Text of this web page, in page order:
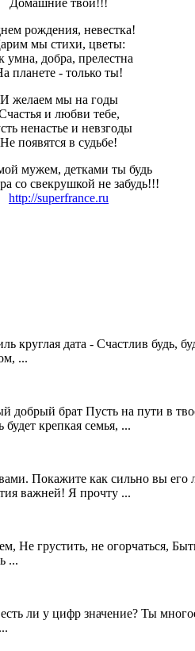
рождения, невестка!
мы стихи, цветы:
умна, добра, прелестна
планете - только ты!
И желаем мы на годы
и любви тебе,
ненастье и невзгоды
Не появятся в судьбе!
мужем, детками ты будь
со свекрушкой не забудь!!!
http://superfrance.ru
дата - Счастлив будь,
...
добрый брат Пусть на пути в
крепкая семья, ...
Покажите как сильно вы
важней! Я прочту ...
Не грустить, не огорчаться,
...
ли у цифр значение? Ты